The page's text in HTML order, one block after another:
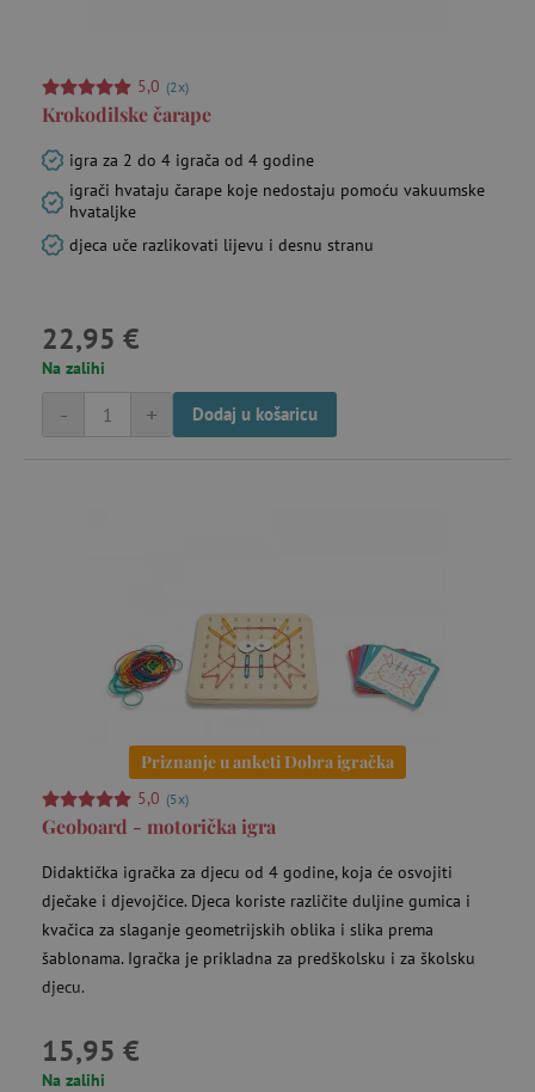
Vrtne ljuljačke i penjalice
Vrtni namještaj
5,0 (2x)
Krokodilske čarape
igra za 2 do 4 igrača od 4 godine
igrači hvataju čarape koje nedostaju pomoću vakuumske
hvataljke
djeca uče razlikovati lijevu i desnu stranu
22,95 €
Na zalihi
+
- Dodaj u košaricu
Priznanje u anketi Dobra igračka
5,0 (5x)
Geoboard - motorička igra
Didaktička igračka za djecu od 4 godine, koja će osvojiti
dječake i djevojčice. Djeca koriste različite duljine gumica i
kvačica za slaganje geometrijskih oblika i slika prema
šablonama. Igračka je prikladna za predškolsku i za školsku
djecu.
15,95 €
Na zalihi